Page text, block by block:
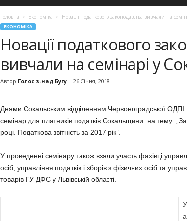
Головна Економіка Новації податкового законодавства вивчали на
ЕКОНОМІКА
Новації податкового
вивчали на семінарі у
Автор Голос з-над Бугу- 26 Січня, 2018
Днями Сокальським відділенням Червоноградської ОДПІ
семінар для платників податків Сокальщини на тему:
році. Податкова звітність за 2017 рік”.
У проведенні семінару також взяли участь фахівці
осіб, управління податків і зборів з фізичних осіб та
товарів ГУ ДФС у Львівській області.